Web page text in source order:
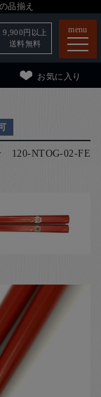
品揃え
menu
お気に入り
9,900 円以上
送料無料
120-NTOG-02-FE